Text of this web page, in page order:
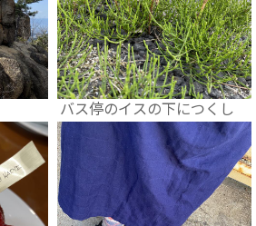
バス停のイスの下につくし